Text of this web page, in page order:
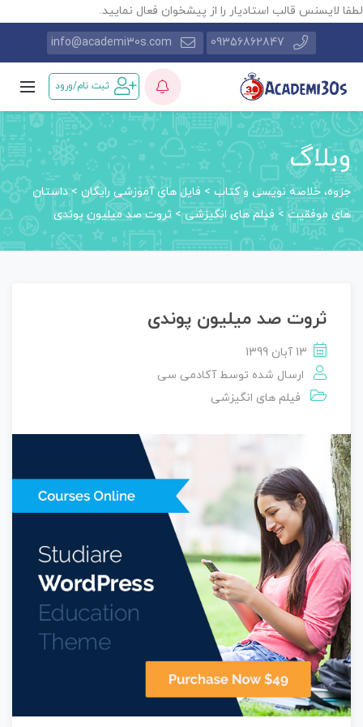
لطفا لایسنس قالب استادیار را از پیشخوان فعال نمایید.
09356862847
info@academi30s.com
ثبت نام/ورود
وبلاگ
جزوه، خلاصه نویسی و کتاب> فایل های آموزشی رایگان>داستان‌
های موفقیت> فیلم های انگیزشی> ثروت صد میلیون پوندی
ثروت صد میلیون پوندی
13 آبان 1399
ارسال شده توسط آکادمی سی
فیلم های انگیزشی